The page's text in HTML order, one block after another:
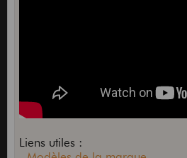
Liens utiles :